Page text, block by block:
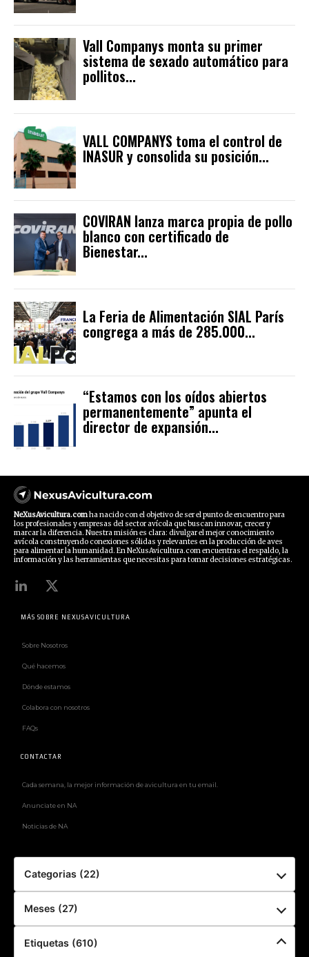
Vall Companys monta su primer
sistema de sexado automático para
pollitos...
VALL COMPANYS toma el control de
INASUR y consolida su posición...
COVIRAN lanza marca propia de pollo
blanco con certificado de
Bienestar...
La Feria de Alimentación SIAL París
congrega a más de 285.000...
“Estamos con los oídos abiertos
permanentemente” apunta el
director de expansión...
NeXusAvicultura.comha nacido con el objetivo de ser el punto de encuentro para
los profesionales y empresas del sector avícola que buscan innovar, crecer y
marcar la diferencia. Nuestra misión es clara: divulgar el mejor conocimiento
avícola construyendo conexiones sólidas y relevantes en la producción de aves
para alimentar la humanidad. En NeXusAvicultura.com encuentras el respaldo, la
información y las herramientas que necesitas para tomar decisiones estratégicas.
MÁS SOBRE NEXUSAVICULTURA
Sobre Nosotros
Qué hacemos
Dónde estamos
Colabora con nosotros
FAQs
CONTACTAR
Cada semana, la mejor información de avicultura en tu email.
Anunciate en NA
Noticias de NA
Categorias (22)
Meses (27)
Etiquetas (610)